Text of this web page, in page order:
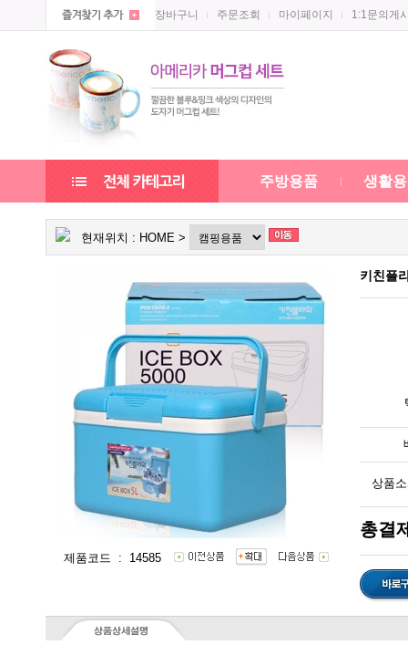
장바구니 주문조회 마이페이지 1:1문의게
주방용품 생활
현재위치 : HOME >
제품코드 : 14585
키친플
상품
총결